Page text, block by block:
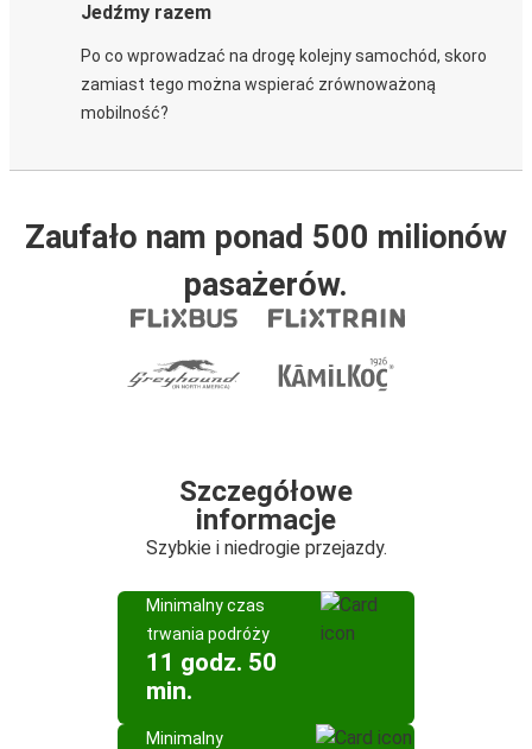
Jedźmy razem
Po co wprowadzać na drogę kolejny samochód, skoro
zamiast tego można wspierać zrównoważoną
mobilność?
Zaufało nam ponad 500 milionów
pasażerów.
Szczegółowe
informacje
Szybkie i niedrogie przejazdy.
Minimalny czas
trwania podróży
11 godz. 50
min.
Minimalny